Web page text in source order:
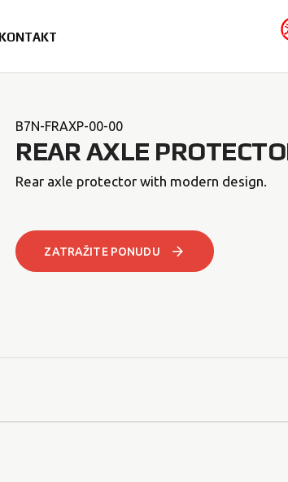
KONTAKT
B7N-FRAXP-00-00
REAR AXLE
Rear axle protector with modern design.
ZATRAŽITE PONUDU